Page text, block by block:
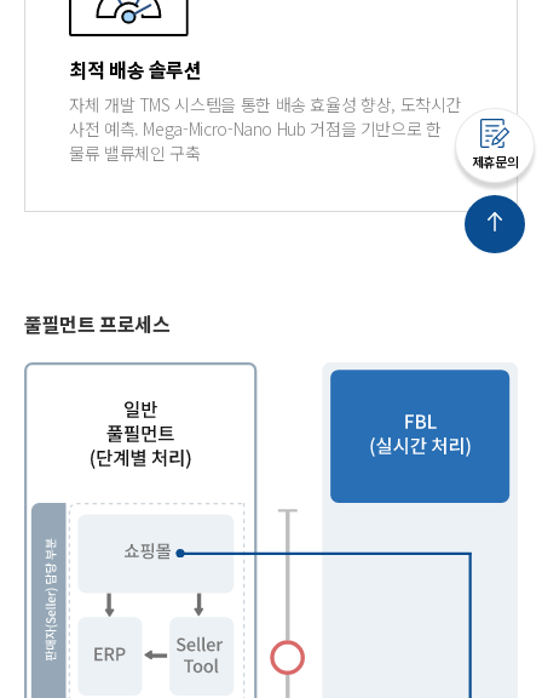
제휴문의
최적 배송 솔루션
자체 개발 TMS 시스템을 통한 배송 효율성 향상, 도착시간
사전 예측. Mega-Micro-Nano Hub 거점을 기반으로 한
물류 밸류체인 구축
풀필먼트 프로세스